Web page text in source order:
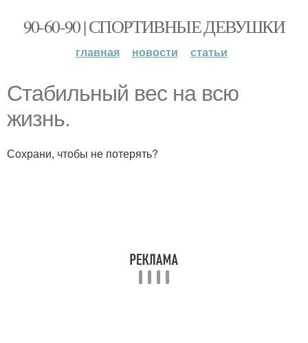
90-60-90 | СПОРТИВНЫЕ ДЕВУШКИ
главная новости статьи
Стабильный вес на всю
жизнь.
Сохрани, чтобы не потерять?